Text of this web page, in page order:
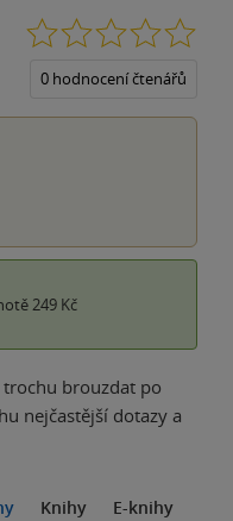
0 hodnocení čtenářů
249 Kč
brouzdat po
nejčastější dotazy a
Knihy E-knihy